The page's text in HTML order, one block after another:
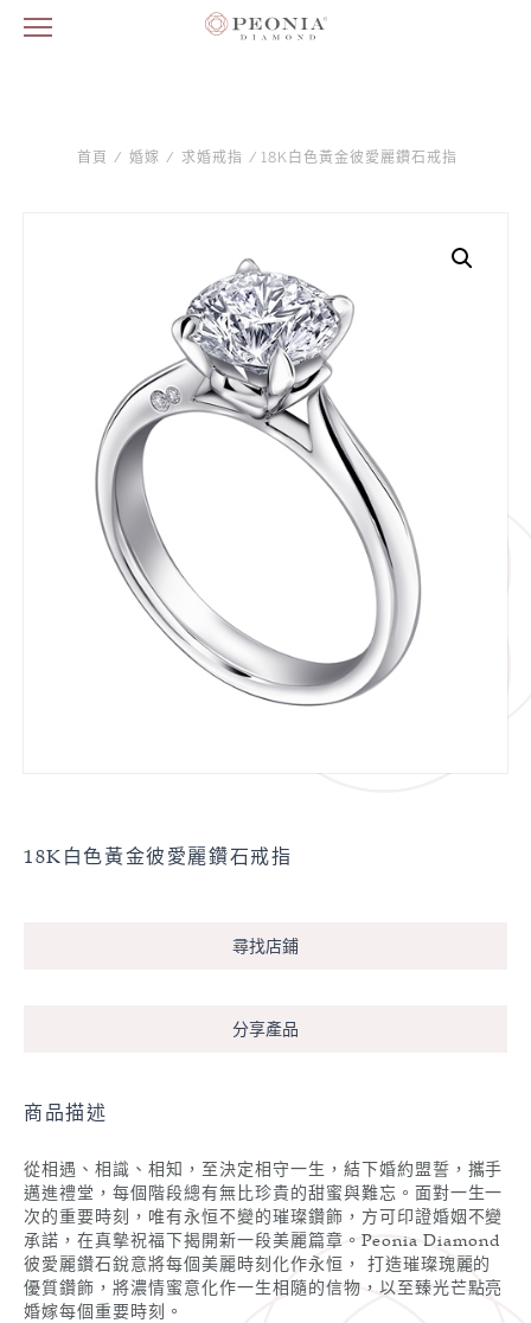
首頁 / 婚嫁 / 求婚戒指 / 18K白色黃金彼愛麗鑽石戒指
18K白色黃金彼愛麗鑽石戒指
尋找店鋪
分享產品
商品描述
從相遇、相識、相知，至決定相守一生，結下婚約盟誓，攜手
邁進禮堂，每個階段總有無比珍貴的甜蜜與難忘。面對一生一
次的重要時刻，唯有永恒不變的璀璨鑽飾，方可印證婚姻不變
承諾，在真摰祝福下揭開新一段美麗篇章。Peonia Diamond
彼愛麗鑽石銳意將每個美麗時刻化作永恒， 打造璀璨瑰麗的
優質鑽飾，將濃情蜜意化作一生相隨的信物，以至臻光芒點亮
婚嫁每個重要時刻。